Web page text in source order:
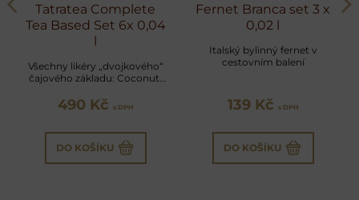
Tatratea Complete
Tea Based Set 6x 0,04
l
Všechny likéry „dvojkového“
čajového základu: Coconut,
Fruit a Outlaw
490 Kč s DPH
DO KOŠÍKU
Fernet Branca set 3 x
0,02 l
Italský bylinný fernet v
cestovním balení
139 Kč s DPH
DO KOŠÍKU